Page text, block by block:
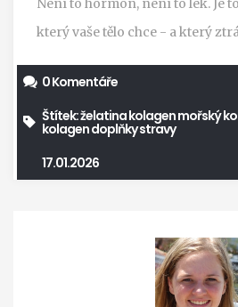
Není to hormon, není to lék. Je
který vaše tělo chce - a který
0 Komentáře
Štítek:želatinakolagenmořský
kolagendoplňky stravy
17.01.2026